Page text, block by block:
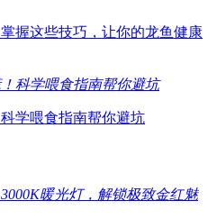
握这些技巧，让你的龙鱼健康
学喂食指南帮你避坑